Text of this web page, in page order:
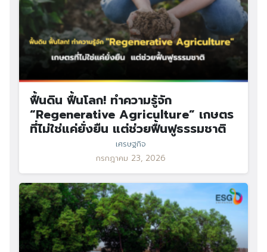
ฟื้นดิน ฟื้นโลก! ทำความรู้จัก
“Regenerative Agriculture” เกษตร
ที่ไม่ใช่แค่ยั่งยืน แต่ช่วยฟื้นฟูธรรมชาติ
เศรษฐกิจ
กรกฎาคม 23, 2026